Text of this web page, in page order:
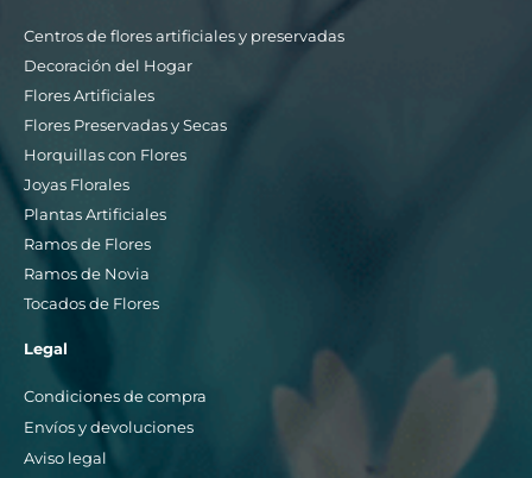
Centros de flores artificiales y preservadas
Decoración del Hogar
Flores Artificiales
Flores Preservadas y Secas
Horquillas con Flores
Joyas Florales
Plantas Artificiales
Ramos de Flores
Ramos de Novia
Tocados de Flores
Legal
Condiciones de compra
Envíos y devoluciones
Aviso legal